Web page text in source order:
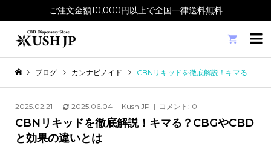
ご注文金額10,000円以上で全国一律送料無料

ブログ カンナビノイド CBNリキッドを徹底解説！キマる？CBGやCBDと効果の違いとは
2025.02.21 2025.06.04 Kush JP コメント: 0
CBNリキッドを徹底解説！キマる？CBGやCBD
と効果の違いとは